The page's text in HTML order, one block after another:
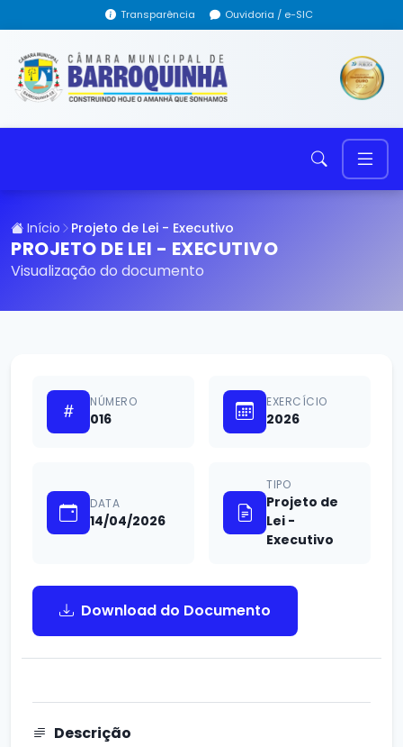
Transparência Ouvidoria / e-SIC
Início Projeto de Lei - Executivo
PROJETO DE LEI - EXECUTIVO
Visualização do documento
NÚMERO
016
EXERCÍCIO
2026
DATA
14/04/2026
TIPO
Projeto de
Lei -
Executivo
Download do Documento
Descrição